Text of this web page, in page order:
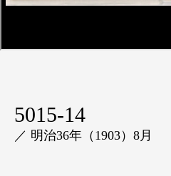
5015-14
／ 明治36年（1903）8月